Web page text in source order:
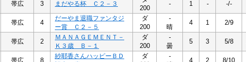
帯広 3 まだやる杯 Ｃ２－３
200
- 1 - -/-
帯広 4
だーやま退職ファンタジ
ー賞 Ｃ２－５
ダ
200
-
晴
4 1 2/9
帯広 2
ＭＡＮＡＧＥＭＥＮＴ－
Ｋ３歳 Ｂ－１
ダ
200
-
曇
5 3 5/8
帯広 8
紗耶香さんハッピーＢＤ
ダ
-
4 2 8/10